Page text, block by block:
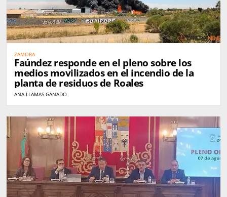
ZAMORA
Faúndez responde en el pleno sobre los
medios movilizados en el incendio de la
planta de residuos de Roales
ANA LLAMAS GANADO